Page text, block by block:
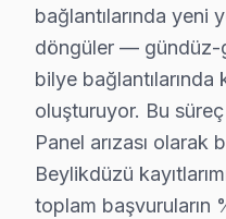
• Beylikdüzü'de
• Beylikdüzü'de tüm
• Hızlı tedarik: çoğu
Beylikdüzü'de
Beylikdüzü Dijitsu
bağlantılarında yeni
döngüler — gündüz-
bilye
oluşturuyor. Bu
Panel arızası olarak
Beylikdüzü
toplam başvuruların